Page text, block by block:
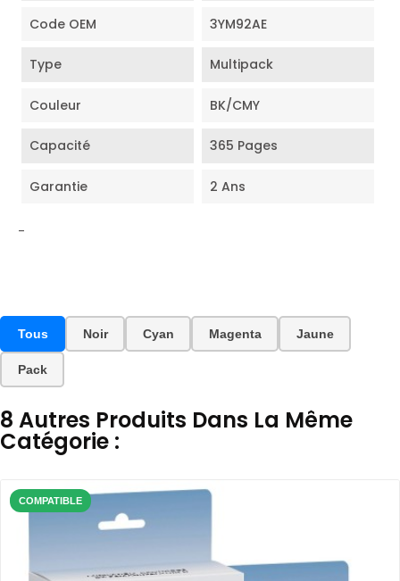
Code OEM 3YM92AE
Type Multipack
Couleur BK/CMY
Capacité 365 Pages
Garantie 2 Ans
-
Tous Noir Cyan Magenta Jaune
Pack
8 Autres Produits Dans La Même
Catégorie :
COMPATIBLE